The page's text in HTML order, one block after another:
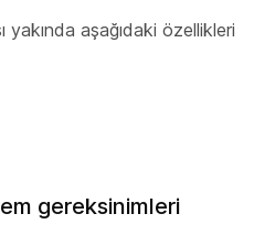
yakında aşağıdaki özellikleri
gereksinimleri